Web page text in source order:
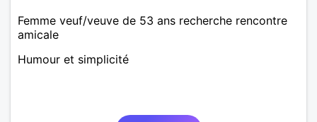
Femme veuf/veuve de 53 ans recherche rencontre
amicale
Humour et simplicité